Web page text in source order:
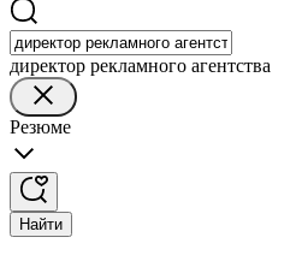
директор рекламного агентства
Резюме
Найти